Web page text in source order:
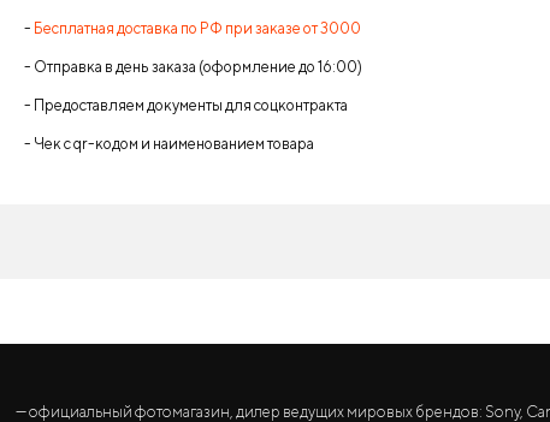
- Бесплатная доставка по РФ при заказе от 3000
- Отправка в день заказа (оформление до 16:00)
- Предоставляем документы для соцконтракта
- Чек с qr-кодом и наименованием товара
— официальный фотомагазин, дилер ведущих мировых брендов: Sony,